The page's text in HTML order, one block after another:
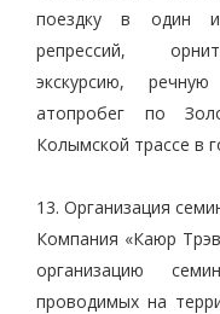
поездку в один
репрессий,
экскурсию,
атопробег по
Колымской трассе в
13. Организация
Компания «Каюр
организацию
проводимых на